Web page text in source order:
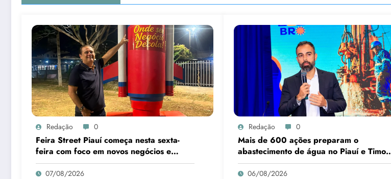
Redação 0
Feira Street Piauí começa nesta sexta-
feira com foco em novos negócios e
empreendedorismo
07/08/2026
Redação 0
Mais de 600 ações preparam o
abastecimento de água no Piauí e Timon
para o B-R-O-BRÓ
06/08/2026